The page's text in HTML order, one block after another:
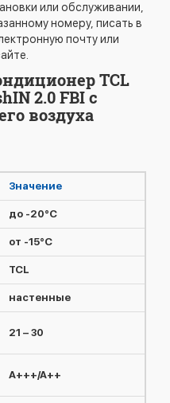
или обслуживании,
номеру, писать в
почту или
TCL
2.0 FBI с
воздуха
Значение
до -20°C
от -15°C
TCL
настенные
21 – 30
A+++/A++